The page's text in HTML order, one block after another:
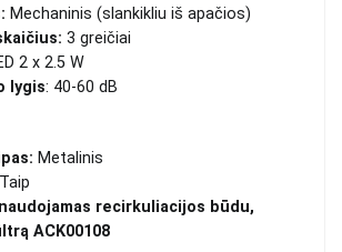
Mechaninis (slankikliu iš apačios)
3 greičiai
2 x 2.5 W
lygis: 40-60 dB
Metalinis
Taip
recirkuliacijos būdu,
ACK00108